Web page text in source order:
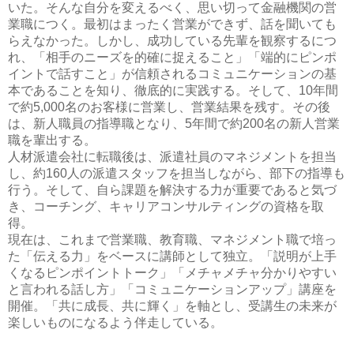
いた。そんな自分を変えるべく、思い切って金融機関の営
業職につく。最初はまったく営業ができず、話を聞いても
らえなかった。しかし、成功している先輩を観察するにつ
れ、「相手のニーズを的確に捉えること」「端的にピンポ
イントで話すこと」が信頼されるコミュニケーションの基
本であることを知り、徹底的に実践する。そして、10年間
で約5,000名のお客様に営業し、営業結果を残す。その後
は、新人職員の指導職となり、5年間で約200名の新人営業
職を輩出する。
人材派遣会社に転職後は、派遣社員のマネジメントを担当
し、約160人の派遣スタッフを担当しながら、部下の指導も
行う。そして、自ら課題を解決する力が重要であると気づ
き、コーチング、キャリアコンサルティングの資格を取
得。
現在は、これまで営業職、教育職、マネジメント職で培っ
た「伝える力」をベースに講師として独立。「説明が上手
くなるピンポイントトーク」「メチャメチャ分かりやすい
と言われる話し方」「コミュニケーションアップ」講座を
開催。「共に成長、共に輝く」を軸とし、受講生の未来が
楽しいものになるよう伴走している。